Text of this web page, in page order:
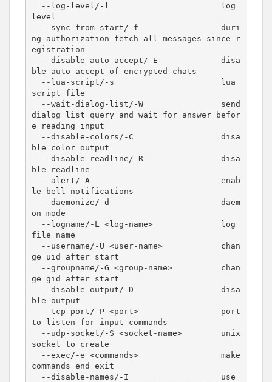
level
ng authorization fetch all messages since r
egistration
ble auto accept of encrypted chats
script file
dialog_list query and wait for answer befor
e reading input
ble color output
ble readline
le bell notifications
on mode
file name
ge uid after start
ge gid after start
ble output
to listen for input commands
socket to create
commands end exit